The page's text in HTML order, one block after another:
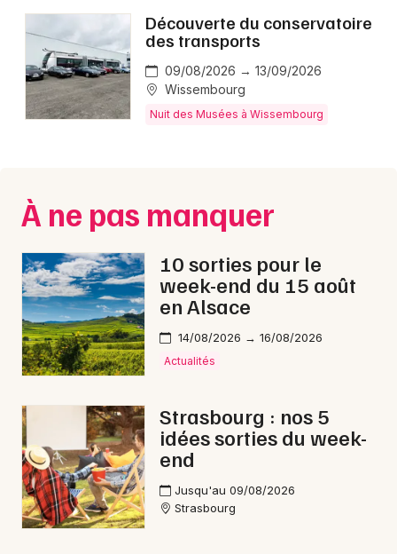
Grands événements
Activité & Expérience
Manifestations
Concerts
Sports
Soirées
Sorties famille
Sorties & loisirs
Nuit des Musées dans le Bas-Rhin
Nuit des Musées en Alsace
Lille
Lyon
Marseille
Mulhouse
Nice
Paris
Strasbourg
Toulouse
Toutes les villes
Découverte du conservatoire
des transports
09/08/2026 → 13/09/2026
Wissembourg
Nuit des Musées à Wissembourg
À ne pas manquer
10 sorties pour le
week-end du 15 août
en Alsace
14/08/2026 → 16/08/2026
Actualités
Strasbourg : nos 5
idées sorties du week-
end
Jusqu'au 09/08/2026
Strasbourg
Aujourd'hui
Demain Ce week-end